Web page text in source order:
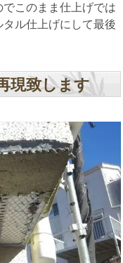
このまま仕上げでは
ル仕上げにして最後
現致します